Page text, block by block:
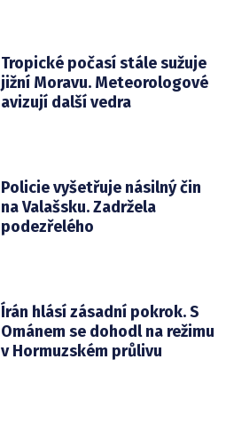
Tropické počasí stále sužuje
jižní Moravu. Meteorologové
avizují další vedra
Policie vyšetřuje násilný čin
na Valašsku. Zadržela
podezřelého
Írán hlásí zásadní pokrok. S
Ománem se dohodl na režimu
v Hormuzském průlivu